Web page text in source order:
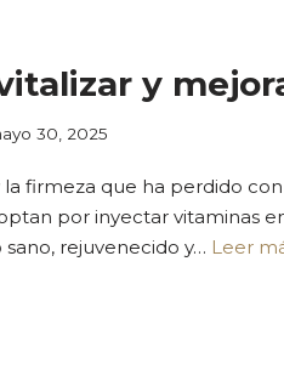
y
30, 2025
firmeza que ha perdido
por inyectar vitaminas
rejuvenecido y… Leer